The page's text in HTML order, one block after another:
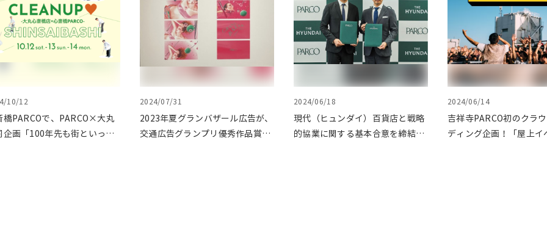
10/12
橋PARCOで、PARCO×大丸
企画「100年先も街といっし
2024/07/31
2023年夏グランバザール広告が、
交通広告グランプリ優秀作品賞を
2024/06/18
現代（ヒュンダイ）百貨店と戦略
的協業に関する基本合意を締結。
2024/06/14
吉祥寺PARCO初のクラ
ディング企画！「屋上イ